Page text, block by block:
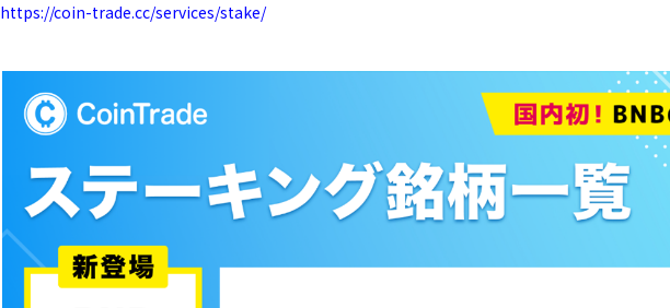
https://coin-trade.cc/services/stake/